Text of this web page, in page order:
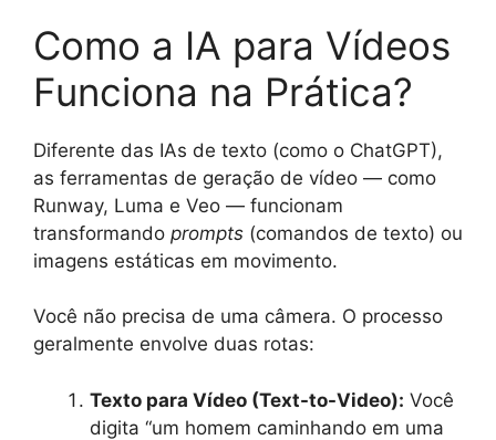
Como a IA para Vídeos
Funciona na Prática?
Diferente das IAs de texto (como o ChatGPT),
as ferramentas de geração de vídeo — como
Runway, Luma e Veo — funcionam
transformando prompts (comandos de texto) ou
imagens estáticas em movimento.
Você não precisa de uma câmera. O processo
geralmente envolve duas rotas:
Texto para Vídeo (Text-to-Video): Você
digita “um homem caminhando em uma